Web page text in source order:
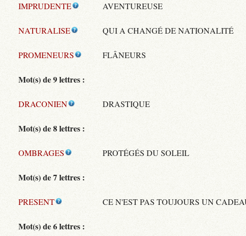
IMPRUDENTE AVENTUREUSE
NATURALISE QUI A CHANGÉ DE NATIONALITÉ
PROMENEURS FLÂNEURS
Mot(s) de 9 lettres :
DRACONIEN DRASTIQUE
Mot(s) de 8 lettres :
OMBRAGES PROTÉGÉS DU SOLEIL
Mot(s) de 7 lettres :
PRESENT CE N'EST PAS TOUJOURS UN
Mot(s) de 6 lettres :